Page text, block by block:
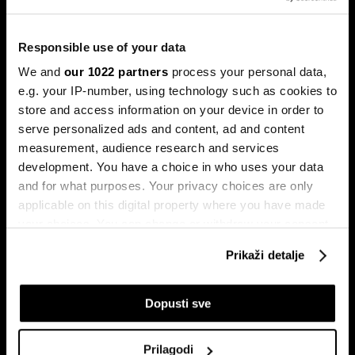
Responsible use of your data
We and our 1022 partners process your personal data,
e.g. your IP-number, using technology such as cookies to
store and access information on your device in order to
serve personalized ads and content, ad and content
measurement, audience research and services
development. You have a choice in who uses your data
and for what purposes. Your privacy choices are only
applicable on this digital property where you have made
If you allow, we would also like to:
Collect information about your geographical
Prikaži detalje
Dopusti sve
Prilagodi
Trump protiv Castra: Meta postaje
porodice Castro
Sukob oko Kube je sukob oko tri četvrtine ekonomije pod
okriljem koncerna Gaesa.
Može li Donald Trump okončati